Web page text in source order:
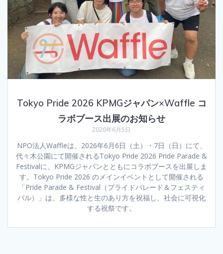
Tokyo Pride 2026 KPMGジャパン×Waffle コ
ラボブース出展のお知らせ
2026年6月5日
NPO法人Waffleは、2026年6月6日（土）・7日（日）にて、
代々木公園にて開催されるTokyo Pride 2026 Pride Parade &
Festivalに、KPMGジャパンとともにコラボブースを出展しま
す。Tokyo Pride 2026 のメインイベントとして開催される
「Pride Parade & Festival（プライドパレード＆フェスティ
バル）」は、多様な性と生のあり方を祝福し、社会に可視化
する祝祭です。